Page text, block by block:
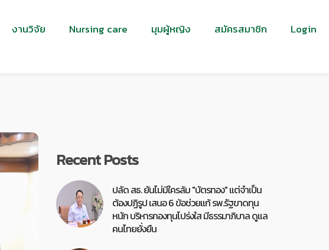
งานวิจัย Nursing care มุมผู้หญิง สมัครสมาชิก Login
Recent Posts
ปลัด สธ. ยันไม่มีใครล้ม "บัตรทอง" แต่จำเป็น
ต้องปฏิรูป เสนอ 6 ข้อช่วยแก้ รพ.รัฐขาดทุน
หนัก บริหารกองทุนโปร่งใส มีธรรมาภิบาล ดูแล
คนไทยยั่งยืน